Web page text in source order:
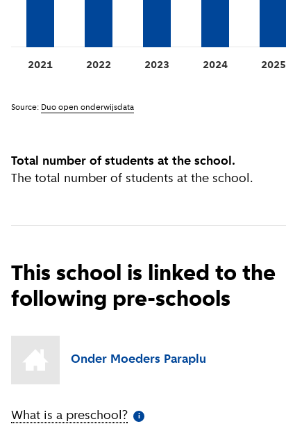
Total number of students at the school.
The total number of students at the school.
2021 2022 2023 2024 2025
Source: Duo open onderwijsdata
This school is linked to the
following pre-schools
Onder Moeders Paraplu
What is a preschool? More information
i